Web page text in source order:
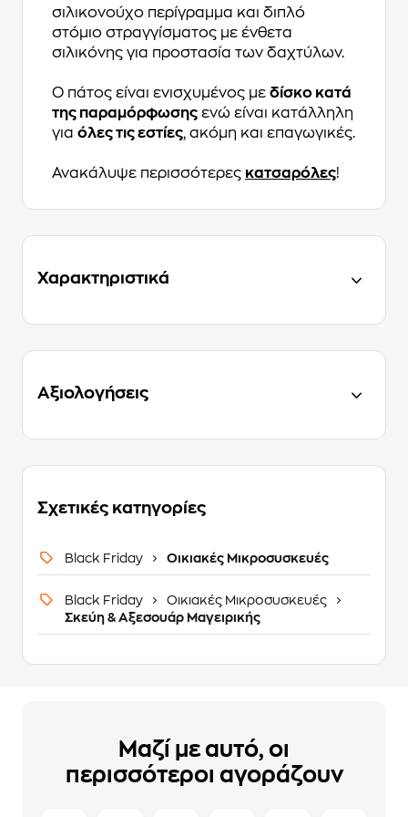
σιλικονούχο περίγραμμα και διπλό
στόμιο στραγγίσματος με ένθετα
σιλικόνης για προστασία των δαχτύλων.
Ο πάτος είναι ενισχυμένος με δίσκο κατά
της παραμόρφωσης ενώ είναι κατάλληλη
για όλες τις εστίες, ακόμη και επαγωγικές.
Ανακάλυψε περισσότερες κατσαρόλες!
Χαρακτηριστικά
Αξιολογήσεις
Σχετικές κατηγορίες
Black Friday Οικιακές Μικροσυσκευές
Black Friday
Οικιακές Μικροσυσκευές
Σκεύη & Αξεσουάρ Μαγειρικής
Μαζί με αυτό, οι
περισσότεροι αγοράζουν